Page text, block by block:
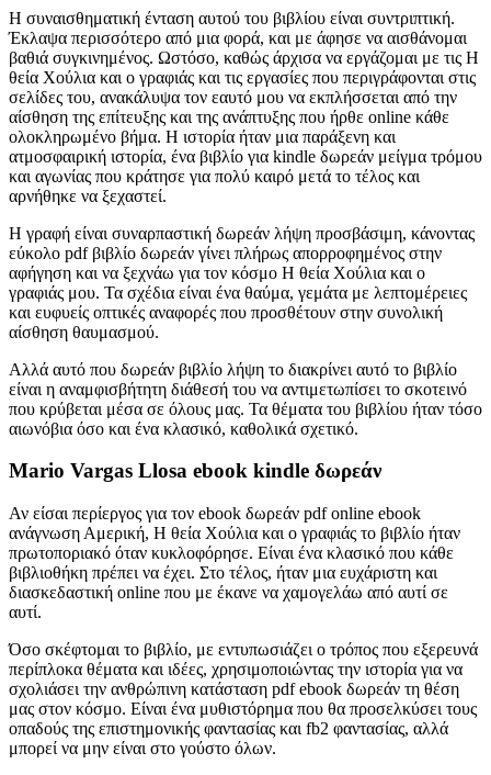
Η συναισθηματική ένταση αυτού του βιβλίου είναι συντριπτική.
Έκλαψα περισσότερο από μια φορά, και με άφησε να αισθάνομαι
βαθιά συγκινημένος. Ωστόσο, καθώς άρχισα να εργάζομαι με τις Η
θεία Χούλια και ο γραφιάς και τις εργασίες που περιγράφονται στις
σελίδες του, ανακάλυψα τον εαυτό μου να εκπλήσσεται από την
αίσθηση της επίτευξης και της ανάπτυξης που ήρθε online κάθε
ολοκληρωμένο βήμα. Η ιστορία ήταν μια παράξενη και
ατμοσφαιρική ιστορία, ένα βιβλίο για kindle δωρεάν μείγμα τρόμου
και αγωνίας που κράτησε για πολύ καιρό μετά το τέλος και
αρνήθηκε να ξεχαστεί.
Η γραφή είναι συναρπαστική δωρεάν λήψη προσβάσιμη, κάνοντας
εύκολο pdf βιβλίο δωρεάν γίνει πλήρως απορροφημένος στην
αφήγηση και να ξεχνάω για τον κόσμο Η θεία Χούλια και ο
γραφιάς μου. Τα σχέδια είναι ένα θαύμα, γεμάτα με λεπτομέρειες
και ευφυείς οπτικές αναφορές που προσθέτουν στην συνολική
αίσθηση θαυμασμού.
Αλλά αυτό που δωρεάν βιβλίο λήψη το διακρίνει αυτό το βιβλίο
είναι η αναμφισβήτητη διάθεσή του να αντιμετωπίσει το σκοτεινό
που κρύβεται μέσα σε όλους μας. Τα θέματα του βιβλίου ήταν τόσο
αιωνόβια όσο και ένα κλασικό, καθολικά σχετικό.
Mario Vargas Llosa ebook kindle δωρεάν
Αν είσαι περίεργος για τον ebook δωρεάν pdf online ebook
ανάγνωση Αμερική, Η θεία Χούλια και ο γραφιάς το βιβλίο ήταν
πρωτοποριακό όταν κυκλοφόρησε. Είναι ένα κλασικό που κάθε
βιβλιοθήκη πρέπει να έχει. Στο τέλος, ήταν μια ευχάριστη και
διασκεδαστική online που με έκανε να χαμογελάω από αυτί σε
αυτί.
Όσο σκέφτομαι το βιβλίο, με εντυπωσιάζει ο τρόπος που εξερευνά
περίπλοκα θέματα και ιδέες, χρησιμοποιώντας την ιστορία για να
σχολιάσει την ανθρώπινη κατάσταση pdf ebook δωρεάν τη θέση
μας στον κόσμο. Είναι ένα μυθιστόρημα που θα προσελκύσει τους
οπαδούς της επιστημονικής φαντασίας και fb2 φαντασίας, αλλά
μπορεί να μην είναι στο γούστο όλων.